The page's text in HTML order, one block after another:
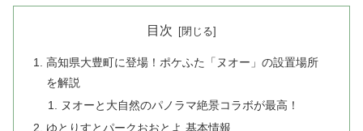
目次
高知県大豊町に登場！ポケふた「ヌオー」の設置場所
を解説
ヌオーと大自然のパノラマ絶景コラボが最高！
ゆとりすとパークおおとよ 基本情報